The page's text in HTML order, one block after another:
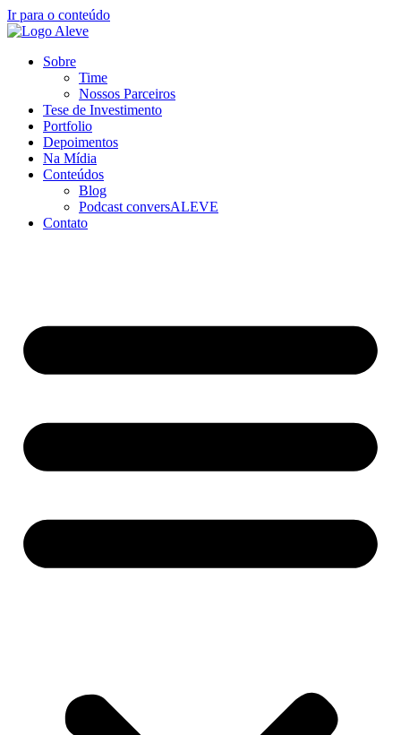
Ir para o conteúdo
Sobre
Time
Nossos Parceiros
Tese de Investimento
Portfolio
Depoimentos
Na Mídia
Conteúdos
Blog
Podcast conversALEVE
Contato